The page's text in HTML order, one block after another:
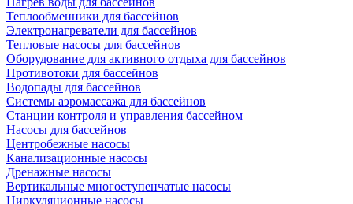
Теплообменники для бассейнов
Электронагреватели для бассейнов
Тепловые насосы для бассейнов
Оборудование для активного отдыха для бассейнов
Противотоки для бассейнов
Водопады для бассейнов
Системы аэромассажа для бассейнов
Станции контроля и управления бассейном
Насосы для бассейнов
Центробежные насосы
Канализационные насосы
Дренажные насосы
Вертикальные многоступенчатые насосы
Циркуляционные насосы